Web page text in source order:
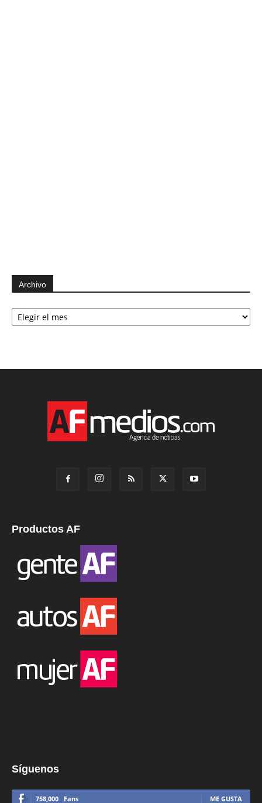
Archivo
Archivo
Productos AF
Síguenos
758,000 Fans ME GUSTA